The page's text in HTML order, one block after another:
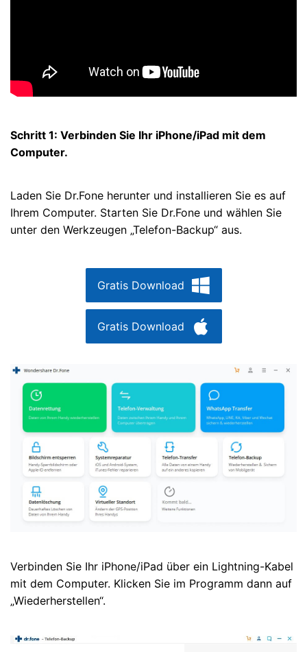
Schritt 1: Verbinden Sie Ihr iPhone/iPad mit dem
Computer.
Laden Sie Dr.Fone herunter und installieren Sie es auf
Ihrem Computer. Starten Sie Dr.Fone und wählen Sie
unter den Werkzeugen „Telefon-Backup“ aus.
Gratis Download
Gratis Download
Verbinden Sie Ihr iPhone/iPad über ein Lightning-Kabel
mit dem Computer. Klicken Sie im Programm dann auf
„Wiederherstellen“.